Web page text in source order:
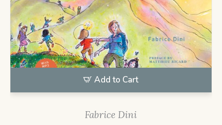
Add to Cart
Fabrice Dini